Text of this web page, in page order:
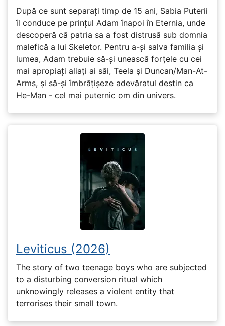
După ce sunt separați timp de 15 ani, Sabia Puterii
îl conduce pe prințul Adam înapoi în Eternia, unde
descoperă că patria sa a fost distrusă sub domnia
malefică a lui Skeletor. Pentru a-și salva familia și
lumea, Adam trebuie să-și unească forțele cu cei
mai apropiați aliați ai săi, Teela și Duncan/Man-At-
Arms, și să-și îmbrățișeze adevăratul destin ca
He-Man - cel mai puternic om din univers.
Leviticus (2026)
The story of two teenage boys who are subjected
to a disturbing conversion ritual which
unknowingly releases a violent entity that
terrorises their small town.